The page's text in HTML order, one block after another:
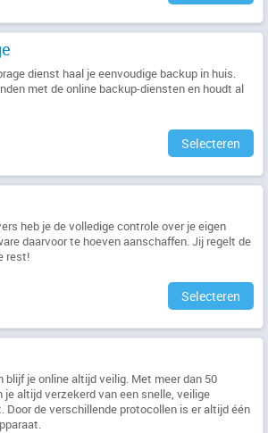
dienst haal je eenvoudige backup in huis.
met de online backup-diensten en houdt al
Selecteren
heb je de volledige controle over je eigen
daarvoor te hoeven aanschaffen. Jij regelt de
rest!
Selecteren
blijf je online altijd veilig. Met meer dan 50
altijd verzekerd van een snelle, veilige
Door de verschillende protocollen is er altijd één